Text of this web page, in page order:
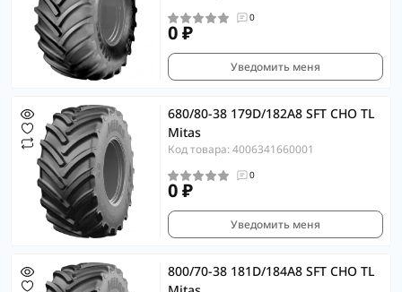
0
0 ₽
Уведомить меня
680/80-38 179D/182A8 SFT CHO TL
Mitas
Код товара: 4006341660001
0
0 ₽
Уведомить меня
800/70-38 181D/184A8 SFT CHO TL